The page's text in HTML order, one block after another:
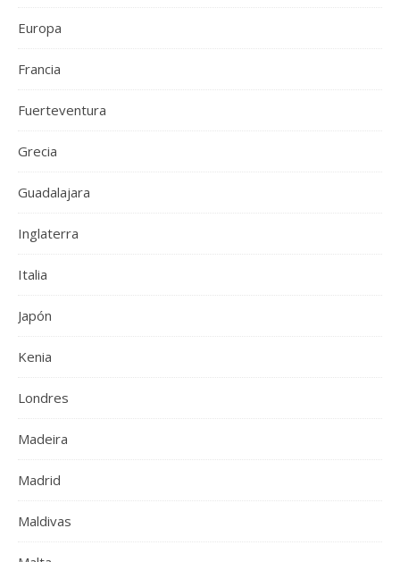
Europa
Francia
Fuerteventura
Grecia
Guadalajara
Inglaterra
Italia
Japón
Kenia
Londres
Madeira
Madrid
Maldivas